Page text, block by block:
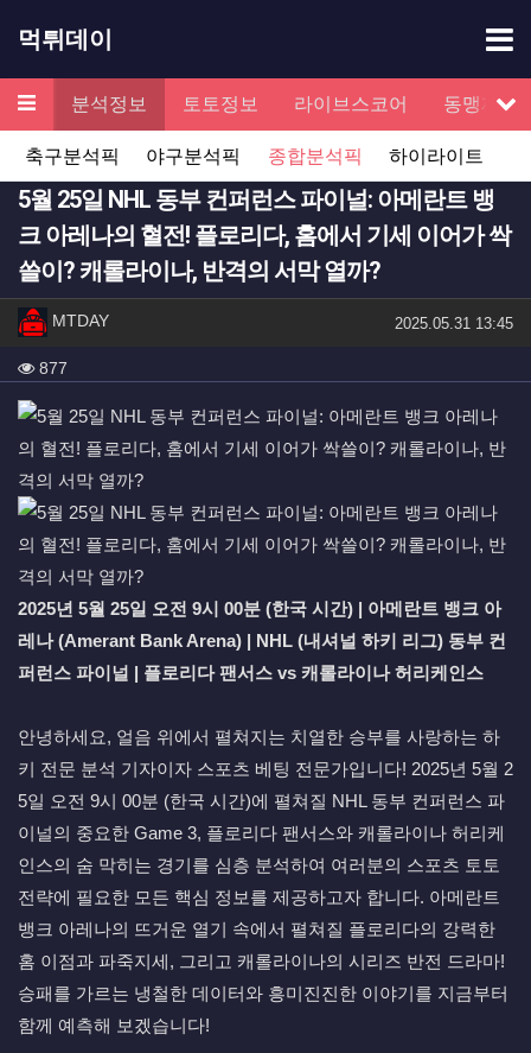
먹튀데이
메뉴
증 분석정보 토토정보 라이브스코어
동맹제휴
축구분석픽
야구분석픽 종합분석픽 하이라이트
5월 25일 NHL 동부 컨퍼런스 파이널: 아메란트 뱅
크 아레나의 혈전! 플로리다, 홈에서 기세 이어가 싹
쓸이? 캐롤라이나, 반격의 서막 열까?
작성자 정보
MTDAY작성 작성일
2025.05.31 13:45
컨텐츠 정보
877
본문
2025년 5월 25일 오전 9시 00분 (한국 시간) | 아메란트 뱅크 아
레나 (Amerant Bank Arena) | NHL (내셔널 하키 리그) 동부 컨
퍼런스 파이널 | 플로리다 팬서스 vs 캐롤라이나 허리케인스
안녕하세요, 얼음 위에서 펼쳐지는 치열한 승부를 사랑하는 하
키 전문 분석 기자이자 스포츠 베팅 전문가입니다! 2025년 5월 2
5일 오전 9시 00분 (한국 시간)에 펼쳐질 NHL 동부 컨퍼런스 파
이널의 중요한 Game 3, 플로리다 팬서스와 캐롤라이나 허리케
인스의 숨 막히는 경기를 심층 분석하여 여러분의 스포츠 토토
전략에 필요한 모든 핵심 정보를 제공하고자 합니다. 아메란트
뱅크 아레나의 뜨거운 열기 속에서 펼쳐질 플로리다의 강력한
홈 이점과 파죽지세, 그리고 캐롤라이나의 시리즈 반전 드라마!
승패를 가르는 냉철한 데이터와 흥미진진한 이야기를 지금부터
함께 예측해 보겠습니다!